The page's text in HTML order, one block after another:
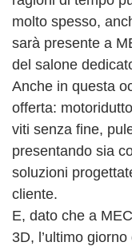
molto spesso,
sarà presente a
del salone
Anche in questa
offerta:
viti senza fine,
presentando sia
soluzioni
cliente.
E, dato che a
3D, l’ultimo